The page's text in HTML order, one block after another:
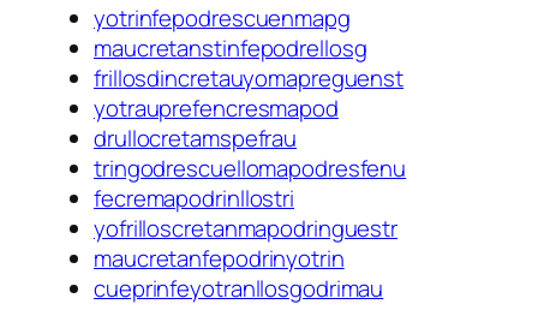
yotrinfepodrescuenmapg
maucretanstinfepodrellosg
frillosdincretauyomapreguenst
yotrauprefencresmapod
drullocretamspefrau
tringodrescuellomapodresfenu
fecremapodrinllostri
yofrilloscretanmapodringuestr
maucretanfepodrinyotrin
cueprinfeyotranllosgodrimau